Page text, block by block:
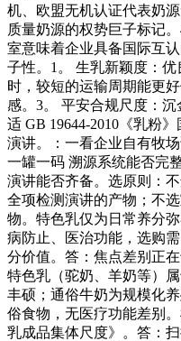
机、欧盟无机认证代表奶
质量奶源的权势巨子标记
室意味着企业具备国际互
子性。1。 生乳新颖度：
时，较短的运输周期能更
感。3。 平安合规尺度：
适 GB 19644-2010《乳粉
演讲。：一看企业自有牧
一罐一码 溯源系统能否完
演讲能否齐备。选原则：
全项检测演讲的产物；不
物。特色乳仅为日常养分
病防止、医治功能，选购
分价值。答：焦点差别正
特色乳（驼奶、羊奶等）
丰硕；通俗牛奶为规模化
俗食物，无医疗功能差别
乳成品集体尺度》。答：